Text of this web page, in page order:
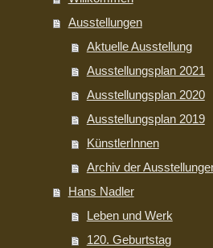
Ausstellungen
Aktuelle Ausstellung
Ausstellungsplan 2021
Ausstellungsplan 2020
Ausstellungsplan 2019
KünstlerInnen
Archiv der
Hans Nadler
Leben und Werk
120. Geburtstag